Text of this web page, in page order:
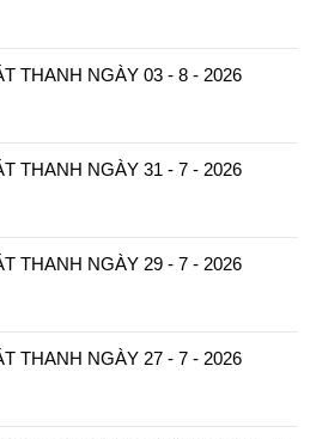
THANH NGÀY 03 - 8 - 2026
THANH NGÀY 31 - 7 - 2026
THANH NGÀY 29 - 7 - 2026
THANH NGÀY 27 - 7 - 2026